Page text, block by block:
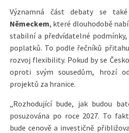
Významná část debaty se
Německem, které dlouhodobě
stabilní a předvídatelné
poplatků. To podle řečníků
rozvoj flexibility. Pokud by se
oproti svým sousedům, hrozí
projektů za hranice.
„Rozhodující bude, jak budou
posuzována po roce 2027. To
bude cenově a investičně